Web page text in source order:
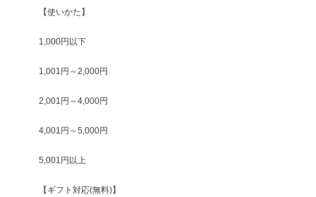
【使いかた】
1,000円以下
1,001円～2,000円
2,001円～4,000円
4,001円～5,000円
5,001円以上
【ギフト対応(無料)】